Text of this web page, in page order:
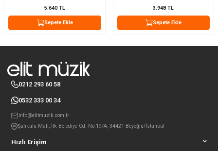
5.640TL
Sepete Ekle
3.948 TL
Sepete Ekle
Hızlı Erişim
0212 293 60 58
0532 333 00 34
info@elitmuzik.com.tr
Şahkulu Mah, İlk Belediye Cd. No:19/A, 34421 Beyoğlu/İstanbul